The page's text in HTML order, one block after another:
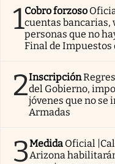
1Cobro forzoso
cuentas bancarias,
personas que no
Final de
2Inscripción
del Gobierno,
jóvenes que no se
Armadas
3Medida Oficial
Arizona